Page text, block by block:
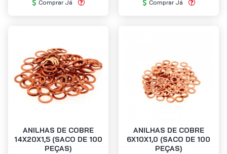
Comprar Já Comprar Já
ANILHAS DE COBRE
14X20X1,5 (SACO DE 100
PEÇAS)
ANILHAS DE COBRE
6X10X1,0 (SACO DE 100
PEÇAS)